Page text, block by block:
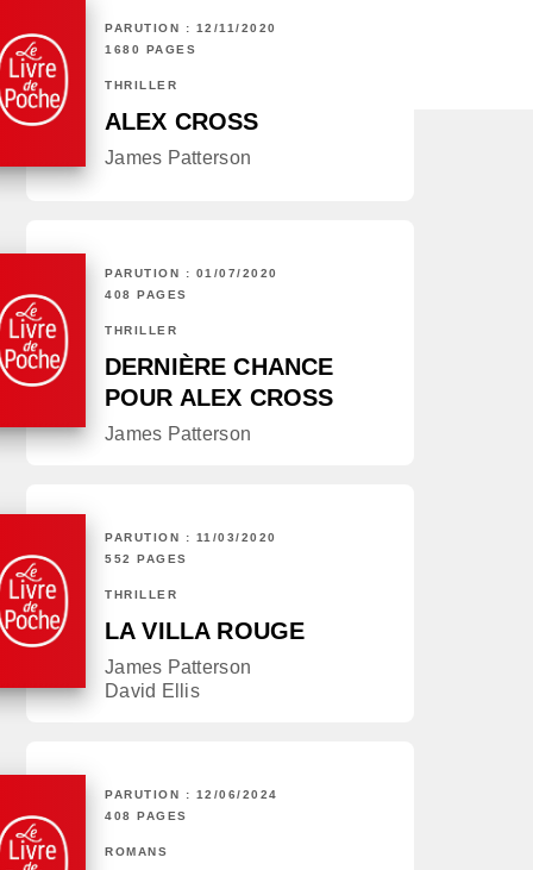
PARUTION : 12/11/2020
1680 PAGES
THRILLER
ALEX CROSS
James Patterson
PARUTION : 01/07/2020
408 PAGES
THRILLER
DERNIÈRE CHANCE
POUR ALEX CROSS
James Patterson
PARUTION : 11/03/2020
552 PAGES
THRILLER
LA VILLA ROUGE
James Patterson
David Ellis
PARUTION : 12/06/2024
408 PAGES
ROMANS